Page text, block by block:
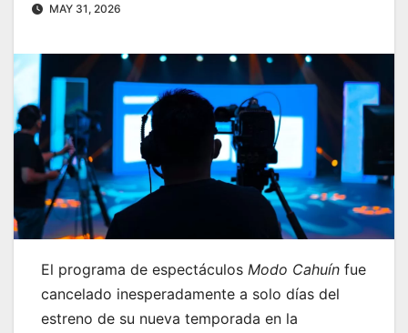
MAY 31, 2026
El programa de espectáculos Modo Cahuín fue
cancelado inesperadamente a solo días del
estreno de su nueva temporada en la